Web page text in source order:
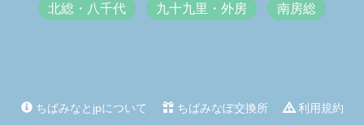
北総・八千代 九十九里・外房 南房総
ちばみなとjpについて ちばみなぽ交換所 利用規約